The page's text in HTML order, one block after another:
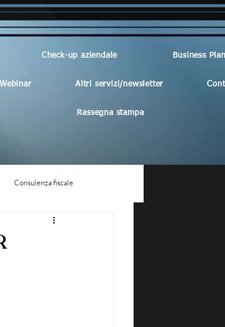
Check-up aziendale Business
Webinar Altri servizi/newsletter
Rassegna stampa
Consulenza fiscale